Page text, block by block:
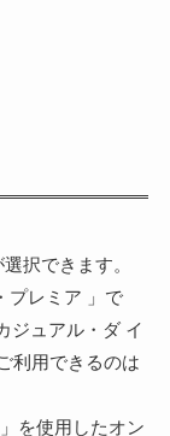
択できます。
プレミア 」で
ジュアル・ダ イ
利用できるのは
を使用したオン